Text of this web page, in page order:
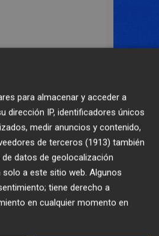
para almacenar y acceder a
dirección IP, identificadores únicos
medir anuncios y contenido,
de terceros (1913) también
datos de geolocalización
a este sitio web. Algunos
tiene derecho a
en cualquier momento en